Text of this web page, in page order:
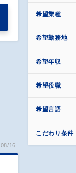
16
希望業種
希望勤務地
希望年収
希望役職
希望言語
こだわり条件